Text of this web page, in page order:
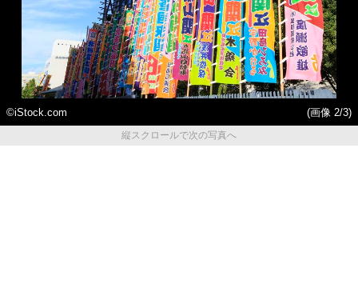
©iStock.com
(画像 2/3)
縦スクロールで次の写真へ